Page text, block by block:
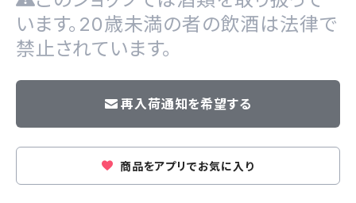
います。20歳未満の者の飲酒は法律で
禁止されています。
再入荷通知を希望する
商品をアプリでお気に入り